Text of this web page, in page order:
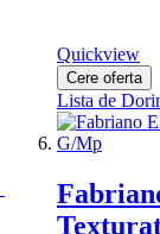
Quickview
Cere oferta
Lista de